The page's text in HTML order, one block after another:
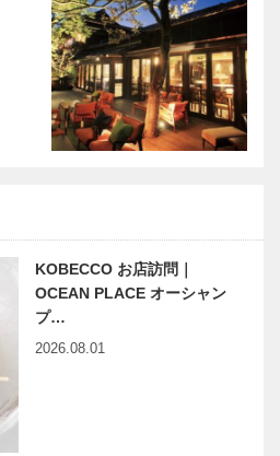
／喫茶店の書
斎から89 青
春の詩人・竹
内浩三
環境に適応し
て美しく咲く
KOBECCO お店訪問｜
OCEAN PLACE オーシャン
プ…
2026.08.01